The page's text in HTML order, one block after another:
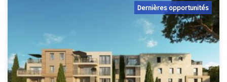
Dernières opportunités